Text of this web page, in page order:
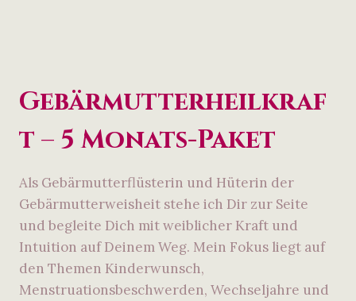
Gebärmutterheilkraf
t – 5 Monats-Paket
Als Gebärmutterflüsterin und Hüterin der
Gebärmutterweisheit stehe ich Dir zur Seite
und begleite Dich mit weiblicher Kraft und
Intuition auf Deinem Weg. Mein Fokus liegt auf
den Themen Kinderwunsch,
Menstruationsbeschwerden, Wechseljahre und